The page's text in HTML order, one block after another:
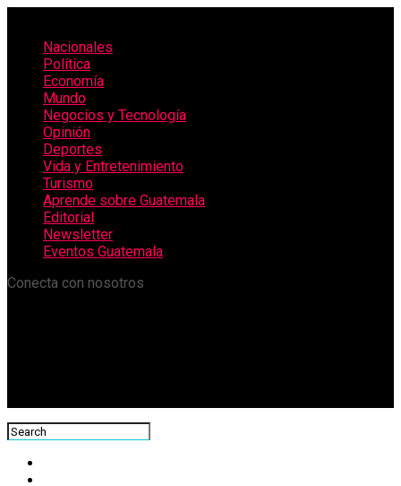
Nacionales
Política
Economía
Mundo
Negocios y Tecnología
Opinión
Deportes
Vida y Entretenimiento
Turismo
Aprende sobre Guatemala
Editorial
Newsletter
Eventos Guatemala
Conecta con nosotros